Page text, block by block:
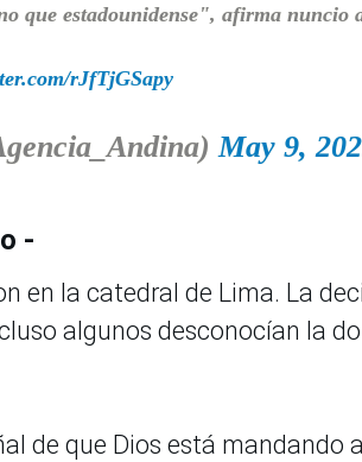
que estadounidense", afirma nuncio
rJfTjGSapy
May 9,
-
en la catedral de Lima. La
algunos desconocían la
de que Dios está mandando